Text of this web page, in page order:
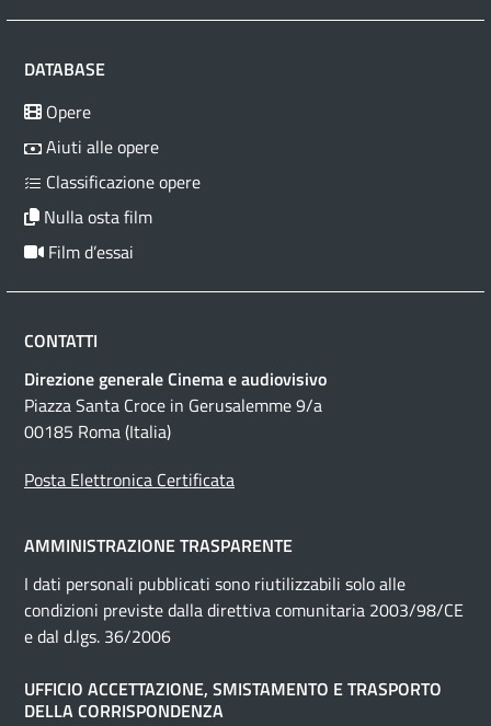
DATABASE
Opere
Aiuti alle opere
Classificazione opere
Nulla osta film
Film d’essai
CONTATTI
Direzione generale Cinema e audiovisivo
Piazza Santa Croce in Gerusalemme 9/a
00185 Roma (Italia)
Posta Elettronica Certificata
AMMINISTRAZIONE TRASPARENTE
I dati personali pubblicati sono riutilizzabili solo alle
condizioni previste dalla direttiva comunitaria 2003/98/CE
e dal d.lgs. 36/2006
UFFICIO ACCETTAZIONE, SMISTAMENTO E TRASPORTO
DELLA CORRISPONDENZA